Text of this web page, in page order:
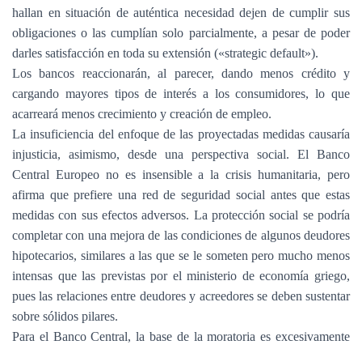
hallan en situación de auténtica necesidad dejen de cumplir sus
obligaciones o las cumplían solo parcialmente, a pesar de poder
darles satisfacción en toda su extensión («strategic default»).
Los bancos reaccionarán, al parecer, dando menos crédito y
cargando mayores tipos de interés a los consumidores, lo que
acarreará menos crecimiento y creación de empleo.
La insuficiencia del enfoque de las proyectadas medidas causaría
injusticia, asimismo, desde una perspectiva social. El Banco
Central Europeo no es insensible a la crisis humanitaria, pero
afirma que prefiere una red de seguridad social antes que estas
medidas con sus efectos adversos. La protección social se podría
completar con una mejora de las condiciones de algunos deudores
hipotecarios, similares a las que se le someten pero mucho menos
intensas que las previstas por el ministerio de economía griego,
pues las relaciones entre deudores y acreedores se deben sustentar
sobre sólidos pilares.
Para el Banco Central, la base de la moratoria es excesivamente